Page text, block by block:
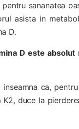
sananatea
asista in
D.
D este absolut
ca,
duce la